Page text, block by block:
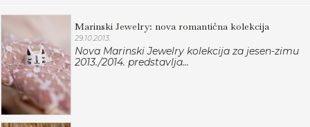
Marinski Jewelry: nova romantična kolekcija
29.10.2013.
Nova Marinski Jewelry kolekcija za jesen-zimu
2013./2014. predstavlja...